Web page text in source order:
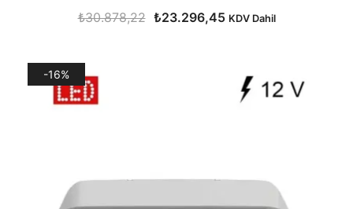
₺30.878,22 Orijinal
₺23.296,45Şu
₺23.296,45.
KDV Dahil
-16%